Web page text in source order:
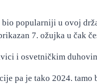
popularniji u ovoj
7. ožujka u
i osvetničkim
pa je tako 2024.